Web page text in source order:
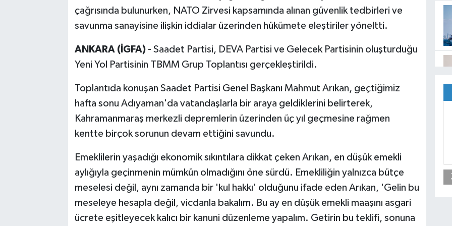
çağrısında bulunurken, NATO Zirvesi kapsamında alınan güvenlik tedbirleri ve
savunma sanayisine ilişkin iddialar üzerinden hükümete eleştiriler yöneltti.
ANKARA (İGFA) - Saadet Partisi, DEVA Partisi ve Gelecek Partisinin oluşturduğu
Yeni Yol Partisinin TBMM Grup Toplantısı gerçekleştirildi.
Toplantıda konuşan Saadet Partisi Genel Başkanı Mahmut Arıkan, geçtiğimiz
hafta sonu Adıyaman'da vatandaşlarla bir araya geldiklerini belirterek,
Kahramanmaraş merkezli depremlerin üzerinden üç yıl geçmesine rağmen
kentte birçok sorunun devam ettiğini savundu.
Emeklilerin yaşadığı ekonomik sıkıntılara dikkat çeken Arıkan, en düşük emekli
aylığıyla geçinmenin mümkün olmadığını öne sürdü. Emekliliğin yalnızca bütçe
meselesi değil, aynı zamanda bir 'kul hakkı' olduğunu ifade eden Arıkan, 'Gelin bu
meseleye hesapla değil, vicdanla bakalım. Bu ay en düşük emekli maaşını asgari
ücrete eşitleyecek kalıcı bir kanuni düzenleme yapalım. Getirin bu teklifi, sonuna